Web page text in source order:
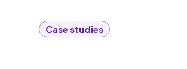
Case studies